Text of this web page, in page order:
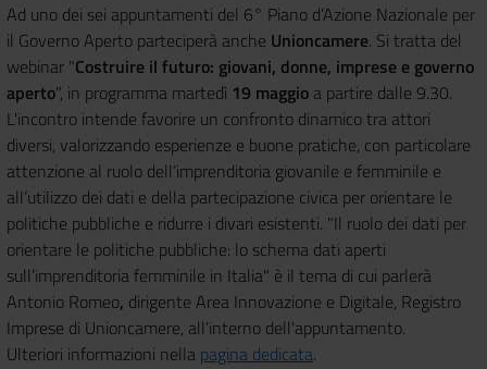
Ad uno dei sei appuntamenti del 6° Piano d’Azione Nazionale per
il Governo Aperto parteciperà anche Unioncamere. Si tratta del
webinar "Costruire il futuro: giovani, donne, imprese e governo
aperto", in programma martedì 19 maggio a partire dalle 9.30.
L'incontro intende favorire un confronto dinamico tra attori
diversi, valorizzando esperienze e buone pratiche, con particolare
attenzione al ruolo dell’imprenditoria giovanile e femminile e
all’utilizzo dei dati e della partecipazione civica per orientare le
politiche pubbliche e ridurre i divari esistenti. "Il ruolo dei dati per
orientare le politiche pubbliche: lo schema dati aperti
sull’imprenditoria femminile in Italia" è il tema di cui parlerà
Antonio Romeo, dirigente Area Innovazione e Digitale, Registro
Imprese di Unioncamere, all'interno dell'appuntamento.
Ulteriori informazioni nella pagina dedicata.